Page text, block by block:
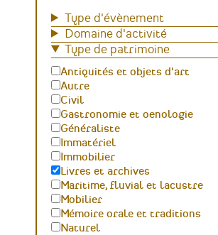
Type d'évènement
Domaine d'activité
Type de patrimoine
Antiquités et objets d'art
Autre
Civil
Gastronomie et oenologie
Généraliste
Immatériel
Immobilier
Livres et archives
Maritime, fluvial et lacustre
Mobilier
Mémoire orale et traditions
Naturel